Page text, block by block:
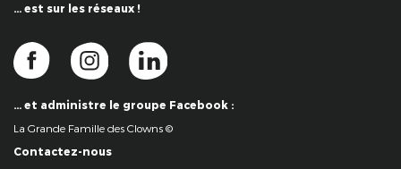
… est sur les réseaux !
… et administre le groupe Facebook :
La Grande Famille des Clowns ©
Contactez-nous